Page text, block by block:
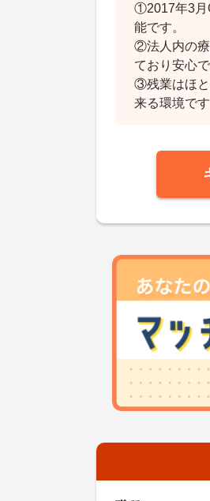
①2017年3月
能です。
②法人内の療
ており安心で
③残業はほと
来る環境です